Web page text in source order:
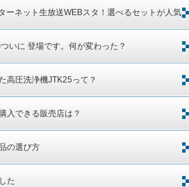
ーネット生放送WEBスタ！選べるセットが人気
いに 登場です。何が変わった？
高圧洗浄機JTK25って？
入できる販売店は？
の選び方
た